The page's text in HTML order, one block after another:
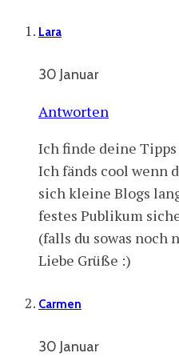
Lara
30 Januar
Antworten
Ich finde deine
Ich fänds cool wenn
sich kleine Blogs
festes Publikum
(falls du sowas noch
Liebe Grüße :)
Carmen
30 Januar